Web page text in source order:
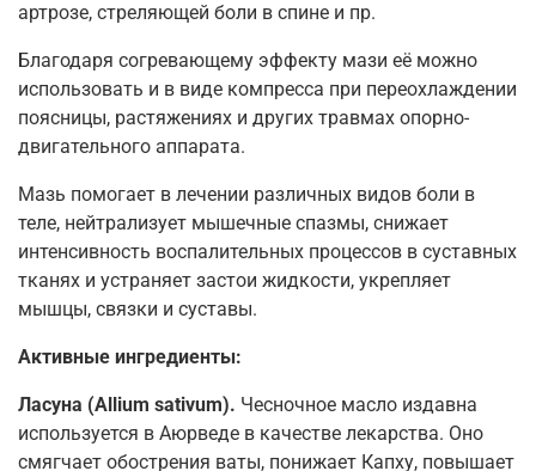
артрозе, стреляющей боли в спине и пр.
Благодаря согревающему эффекту мази её можно
использовать и в виде компресса при переохлаждении
поясницы, растяжениях и других травмах опорно-
двигательного аппарата.
Мазь помогает в лечении различных видов боли в
теле, нейтрализует мышечные спазмы, снижает
интенсивность воспалительных процессов в суставных
тканях и устраняет застои жидкости, укрепляет
мышцы, связки и суставы.
Активные ингредиенты:
Ласуна (Allium sativum). Чесночное масло издавна
используется в Аюрведе в качестве лекарства. Оно
смягчает обострения ваты, понижает Капху, повышает